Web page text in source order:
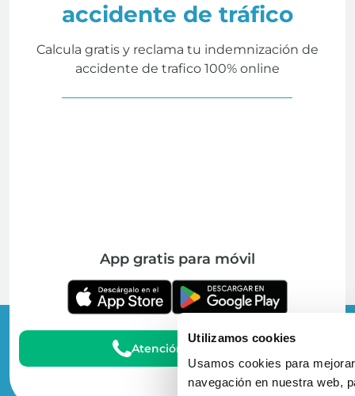
Utilizamos cookies
Usamos cookies para
navegación en nuestra web,
accidente de tráfico
Calcula gratis y reclama tu indemnización de
accidente de trafico 100% online
App gratis para móvil
Atención al Cliente